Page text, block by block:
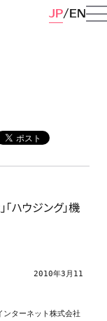
JP EN
ハウジング」機
11
株式会社